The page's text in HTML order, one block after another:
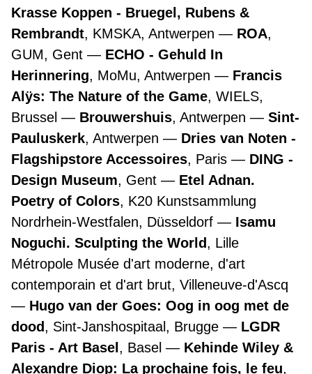
Krasse Koppen - Bruegel, Rubens &
Rembrandt, KMSKA, Antwerpen ROA,
GUM, Gent
ECHO - Gehuld In
Herinnering, MoMu, Antwerpen
Francis
Alÿs: The Nature of the Game, WIELS,
Brussel
Brouwershuis, Antwerpen
Sint-
Pauluskerk, Antwerpen
Dries van Noten -
Flagshipstore Accessoires, Paris
DING -
Design Museum, Gent
Etel Adnan.
Poetry of Colors, K20 Kunstsammlung
Nordrhein-Westfalen, Düsseldorf
Isamu
Noguchi. Sculpting the World, Lille
Métropole Musée d'art moderne, d'art
contemporain et d'art brut, Villeneuve-d'Ascq
Hugo van der Goes: Oog in oog met de
dood, Sint-Janshospitaal, Brugge
LGDR
Paris - Art Basel , Basel
Kehinde Wiley &
Alexandre Diop: La prochaine fois, le feu,